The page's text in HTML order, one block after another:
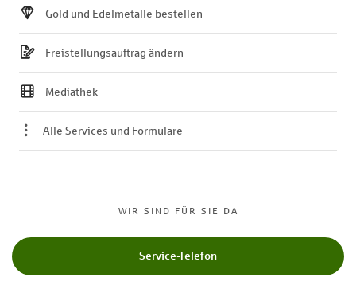
WIR SIND FÜR SIE DA
Service-Telefon
Gold und Edelmetalle bestellen
Freistellungsauftrag ändern
Mediathek
Alle Services und Formulare